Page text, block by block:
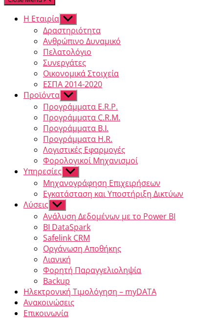
Η Εταιρία
Δραστηριότητα
Ανθρώπινο Δυναμικό
Πελατολόγιο
Συνεργάτες
Οικονομικά Στοιχεία
ΕΣΠΑ 2014-2020
Προϊόντα
Προγράμματα E.R.P.
Προγράμματα C.R.M.
Προγράμματα B.I.
Προγράμματα H.R.
Λογιστικές Εφαρμογές
Φορολογικοί Μηχανισμοί
Υπηρεσίες
Μηχανογράφηση Επιχειρήσεων
Εγκατάσταση και Υποστήριξη Δικτύων
Λύσεις
Ανάλυση Δεδομένων με το Power BI
BI DataSpark
Safelink CRM
Οργάνωση Αποθήκης
Λιανική
Φορητή Παραγγελιοληψία
Backup
Ηλεκτρονική Τιμολόγηση – myDATA
Ανακοινώσεις
Επικοινωνία